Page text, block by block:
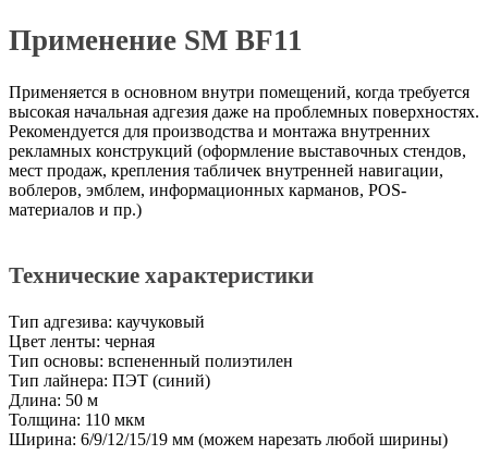
Применение SM BF11
Применяется в основном внутри помещений, когда требуется
высокая начальная адгезия даже на проблемных поверхностях.
Рекомендуется для производства и монтажа внутренних
рекламных конструкций (оформление выставочных стендов,
мест продаж, крепления табличек внутренней навигации,
воблеров, эмблем, информационных карманов, POS-
материалов и пр.)
Технические характеристики
Тип адгезива: каучуковый
Цвет ленты: черная
Тип основы: вспененный полиэтилен
Тип лайнера: ПЭТ (синий)
Длина: 50 м
Толщина: 110 мкм
Ширина: 6/9/12/15/19 мм (можем нарезать любой ширины)